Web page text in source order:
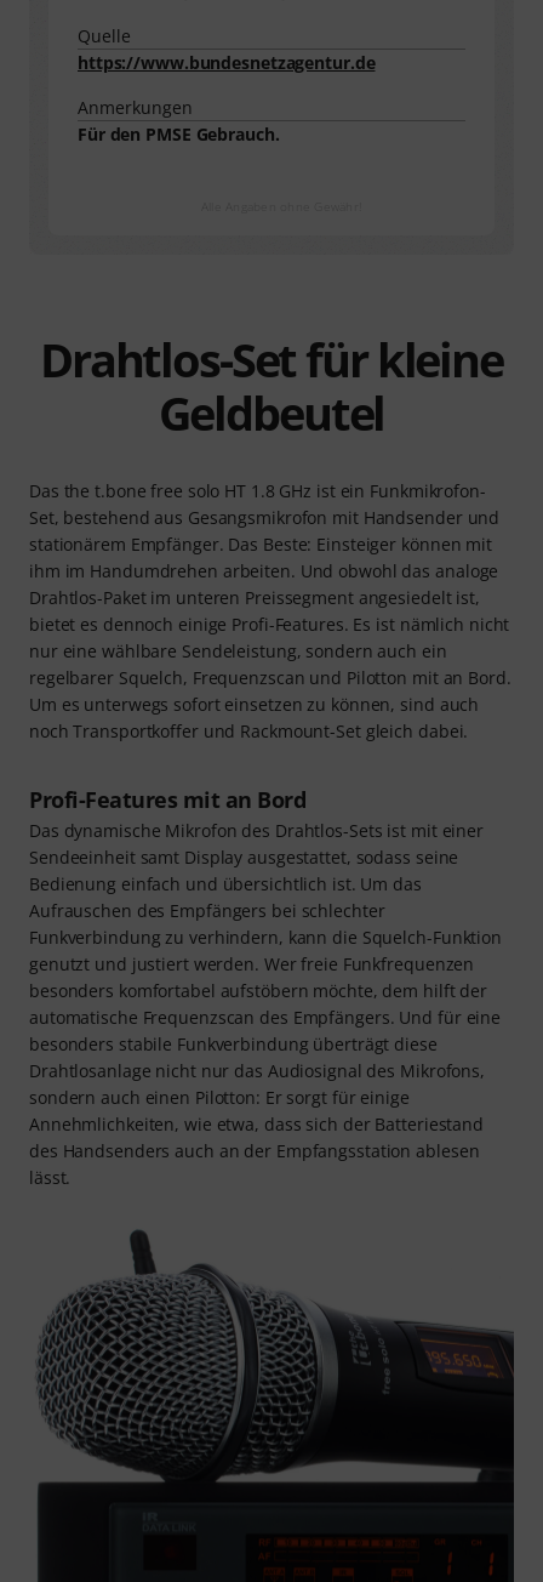
Drahtlos-Set für kleine
Geldbeutel
Das the t.bone free solo HT 1.8 GHz ist ein Funkmikrofon-
Set, bestehend aus Gesangsmikrofon mit Handsender und
stationärem Empfänger. Das Beste: Einsteiger können mit
ihm im Handumdrehen arbeiten. Und obwohl das analoge
Drahtlos-Paket im unteren Preissegment angesiedelt ist,
bietet es dennoch einige Profi-Features. Es ist nämlich nicht
nur eine wählbare Sendeleistung, sondern auch ein
regelbarer Squelch, Frequenzscan und Pilotton mit an Bord.
Um es unterwegs sofort einsetzen zu können, sind auch
noch Transportkoffer und Rackmount-Set gleich dabei.
Profi-Features mit an Bord
Das dynamische Mikrofon des Drahtlos-Sets ist mit einer
Sendeeinheit samt Display ausgestattet, sodass seine
Bedienung einfach und übersichtlich ist. Um das
Aufrauschen des Empfängers bei schlechter
Funkverbindung zu verhindern, kann die Squelch-Funktion
genutzt und justiert werden. Wer freie Funkfrequenzen
besonders komfortabel aufstöbern möchte, dem hilft der
automatische Frequenzscan des Empfängers. Und für eine
besonders stabile Funkverbindung überträgt diese
Drahtlosanlage nicht nur das Audiosignal des Mikrofons,
sondern auch einen Pilotton: Er sorgt für einige
Annehmlichkeiten, wie etwa, dass sich der Batteriestand
des Handsenders auch an der Empfangsstation ablesen
lässt.
Quelle
https://www.bundesnetzagentur.de
Anmerkungen
Für den PMSE Gebrauch.